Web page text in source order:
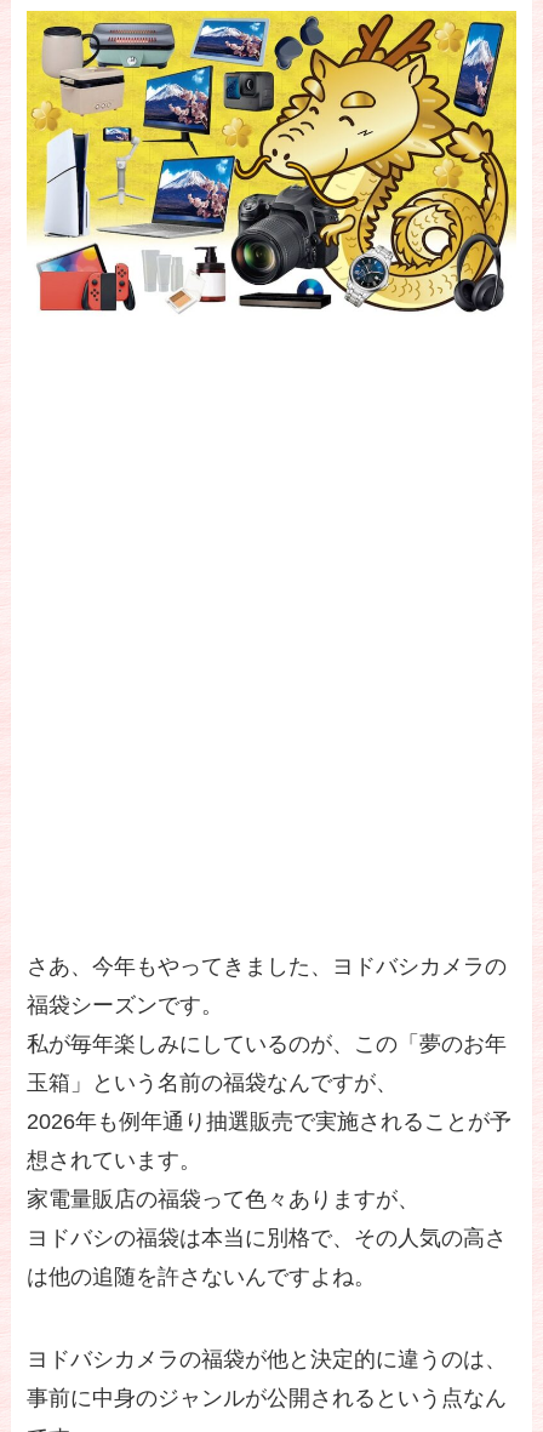
さあ、今年もやってきました、ヨドバシカメラの
福袋シーズンです。
私が毎年楽しみにしているのが、この「夢のお年
玉箱」という名前の福袋なんですが、
2026年も例年通り抽選販売で実施されることが予
想されています。
家電量販店の福袋って色々ありますが、
ヨドバシの福袋は本当に別格で、その人気の高さ
は他の追随を許さないんですよね。
ヨドバシカメラの福袋が他と決定的に違うのは、
事前に中身のジャンルが公開されるという点なん